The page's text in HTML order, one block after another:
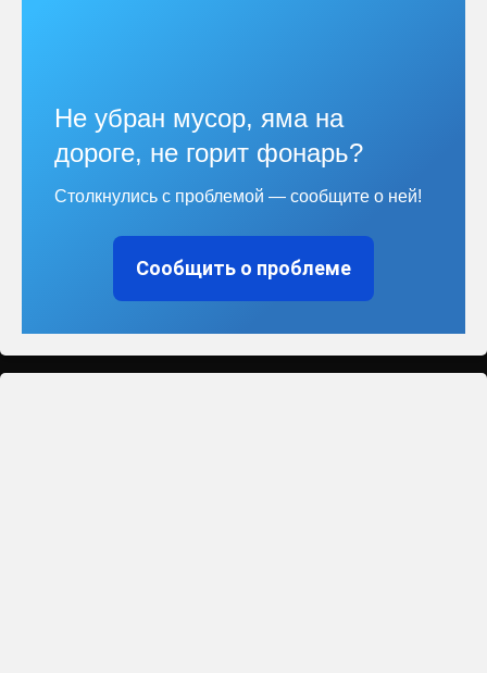
Не убран мусор, яма на
дороге, не горит фонарь?
Столкнулись с проблемой — сообщите о ней!
Сообщить о проблеме